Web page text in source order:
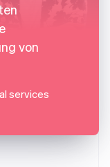
von
services